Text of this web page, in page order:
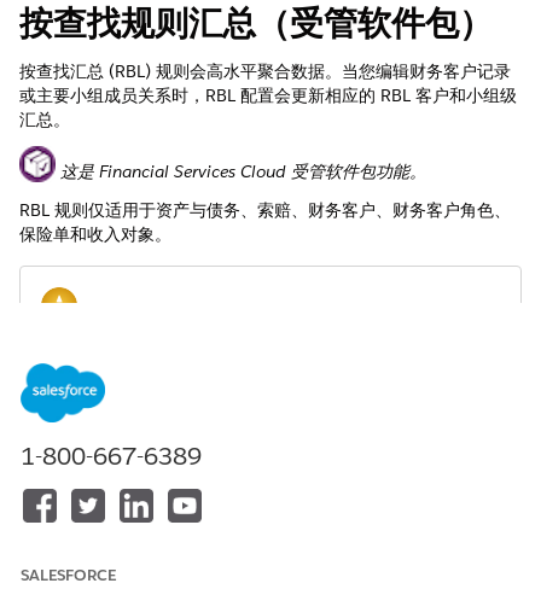
按查找规则汇总（受管软件包）
按查找汇总 (RBL) 规则会高水平聚合数据。当您编辑财务客户记录
或主要小组成员关系时，RBL 配置会更新相应的 RBL 客户和小组级
汇总。
这是 Financial Services Cloud 受管软件包功能。
RBL 规则仅适用于资产与债务、索赔、财务客户、财务客户角色、
保险单和收入对象。
警告我们不建议或支持创建或自定义 Financial Services Cloud
RBL 规则。
按查找配置和条件字段汇总（受管软件包）
使用按查找配置汇总和按查找条件汇总字段，以控制何时触发
RBL 规则。
Financial Services Cloud 支持这些打包的 RBL 配置。
1-800-667-6389
SALESFORCE